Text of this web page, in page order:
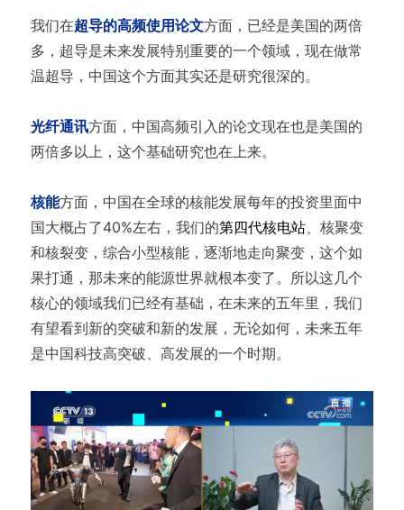
我们在超导的高频使用论文方面，已经是美国的两倍
多，超导是未来发展特别重要的一个领域，现在做常
温超导，中国这个方面其实还是研究很深的。
光纤通讯方面，中国高频引入的论文现在也是美国的
两倍多以上，这个基础研究也在上来。
核能方面，中国在全球的核能发展每年的投资里面中
国大概占了40%左右，我们的第四代核电站、核聚变
和核裂变，综合小型核能，逐渐地走向聚变，这个如
果打通，那未来的能源世界就根本变了。所以这几个
核心的领域我们已经有基础，在未来的五年里，我们
有望看到新的突破和新的发展，无论如何，未来五年
是中国科技高突破、高发展的一个时期。